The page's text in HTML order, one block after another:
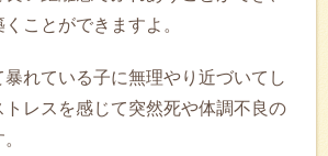
ことができますよ。
暴れている子に無理やり近づいてし
トレスを感じて突然死や体調不良の